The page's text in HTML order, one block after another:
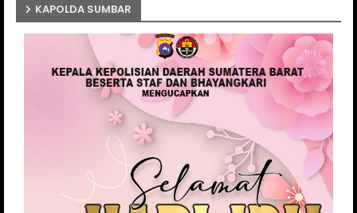
KAPOLDA SUMBAR